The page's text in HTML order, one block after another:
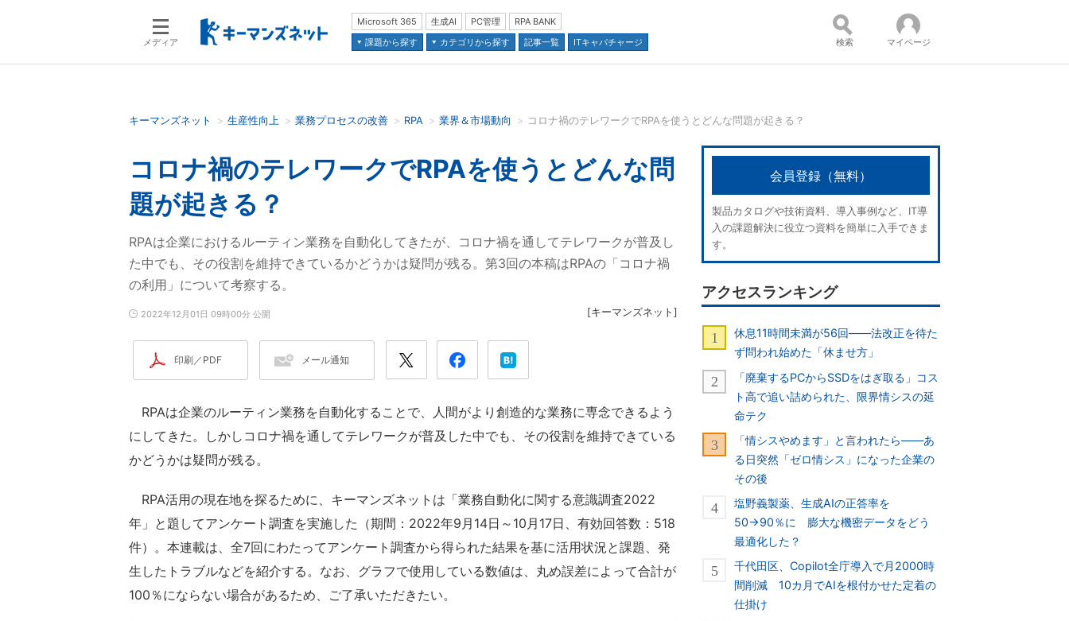
メディア
Microsoft 365 生成AI PC管理
RPA BANK
課題から探す
カテゴリから探す 記事一覧 ITキャパチャージ
検索語を入力してください コンテンツ：
並び順：
検索 マイページ
キーマンズネット 生産性向上 業務プロセスの改善 RPA 業界＆市場動向 コロナ禍のテレワークでRPAを使うとどんな問題が起きる？
コロナ禍のテレワークでRPAを使うとどんな問
題が起きる？
RPAは企業におけるルーティン業務を自動化してきたが、コロナ禍を通してテレワークが普及し
た中でも、その役割を維持できているかどうかは疑問が残る。第3回の本稿はRPAの「コロナ禍
の利用」について考察する。
2022年12月01日 09時00分 公開 [キーマンズネット ]
印刷／PDF メール通知
RPAは企業のルーティン業務を自動化することで、人間がより創造的な業務に専念できるよう
にしてきた。しかしコロナ禍を通してテレワークが普及した中でも、その役割を維持できている
かどうかは疑問が残る。
RPA活用の現在地を探るために、キーマンズネットは「業務自動化に関する意識調査2022
年」と題してアンケート調査を実施した（期間：2022年9月14日～10月17日、有効回答数：518
件）。本連載は、全7回にわたってアンケート調査から得られた結果を基に活用状況と課題、発
生したトラブルなどを紹介する。なお、グラフで使用している数値は、丸め誤差によって合計が
100％にならない場合があるため、ご了承いただきたい。
会員登録（無料）
製品カタログや技術資料、導入事例など、IT導
入の課題解決に役立つ資料を簡単に入手できま
す。
アクセスランキング
休息11時間未満が56回――法改正を待た
ず問われ始めた「休ませ方」
「廃棄するPCからSSDをはぎ取る」コス
ト高で追い詰められた、限界情シスの延
命テク
「情シスやめます」と言われたら――あ
る日突然「ゼロ情シス」になった企業の
その後
塩野義製薬、生成AIの正答率を
50→90％に 膨大な機密データをどう
最適化した？
千代田区、Copilot全庁導入で月2000時
間削減 10カ月でAIを根付かせた定着の
仕掛け